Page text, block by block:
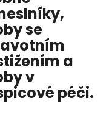
se
a
v
péči.